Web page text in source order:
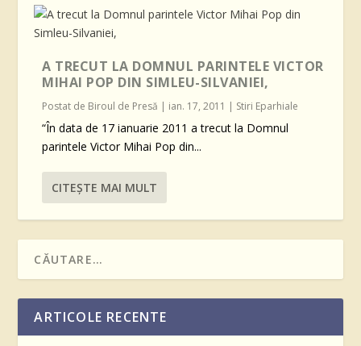
A TRECUT LA DOMNUL PARINTELE VICTOR
MIHAI POP DIN SIMLEU-SILVANIEI,
Postat de Biroul de Presă | ian. 17, 2011 | Stiri Eparhiale
“În data de 17 ianuarie 2011 a trecut la Domnul
parintele Victor Mihai Pop din...
CITEŞTE MAI MULT
ARTICOLE RECENTE